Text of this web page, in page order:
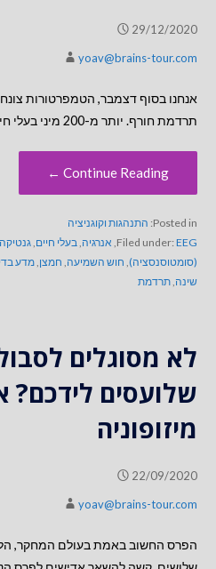
29/12/2020
yoav@brains-tour.com
אנחנו בסוף דצמבר, הטמפרטורות
תרדמת חורף. יותר מ-200 מיני בעלי חיים עוברים זאת. לא…
Continue Reading ←
Posted in: התנהגות וקוגניציה
Filed under:EEG
, אנרגיה,בעלי חיים,גנטיקה
(סומטוסנסציה), חוש השמיעה, חמצן,מדע
שינה,תרדמת
לא מסוגלים
שלועסים לידכם?
מיזופוניה
22/09/2020
yoav@brains-tour.com
הפרס החשוב באמת בעולם המחקר,